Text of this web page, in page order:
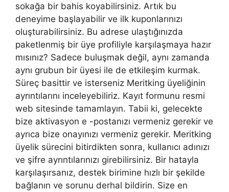
sokağa bir bahis koyabilirsiniz. Artık bu
deneyime başlayabilir ve ilk kuponlarınızı
oluşturabilirsiniz. Bu adrese ulaştığınızda
paketlenmiş bir üye profiliyle karşılaşmaya hazır
mısınız? Sadece buluşmak değil, aynı zamanda
aynı grubun bir üyesi ile de etkileşim kurmak.
Süreç basittir ve isterseniz Meritking üyeliğinin
ayrıntılarını inceleyebiliriz. Kayıt formunu resmi
web sitesinde tamamlayın. Tabii ki, gelecekte
bize aktivasyon e -postanızı vermeniz gerekir ve
ayrıca bize onayınızı vermeniz gerekir. Meritking
üyelik sürecini bitirdikten sonra, kullanıcı adınızı
ve şifre ayrıntılarınızı girebilirsiniz. Bir hatayla
karşılaşırsanız, destek birimine hızlı bir şekilde
bağlanın ve sorunu derhal bildirin. Size en